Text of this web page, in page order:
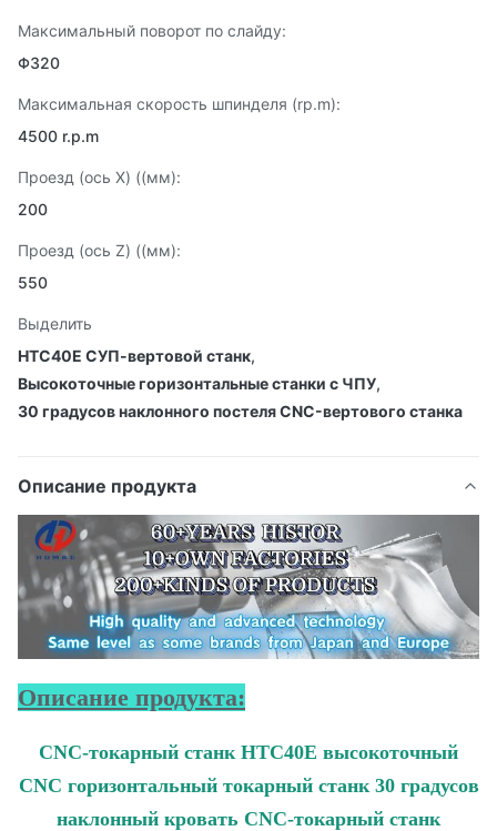
Максимальный поворот по слайду:
Φ320
Максимальная скорость шпинделя (rp.m):
4500 r.p.m
Проезд (ось X) ((мм):
200
Проезд (ось Z) ((мм):
550
Выделить
HTC40E СУП-вертовой станк,
Высокоточные горизонтальные станки с ЧПУ,
30 градусов наклонного постеля CNC-вертового станка
Описание продукта
Описание продукта:
CNC-токарный станк HTC40E высокоточный
CNC горизонтальный токарный станк 30 градусов
наклонный кровать CNC-токарный станк